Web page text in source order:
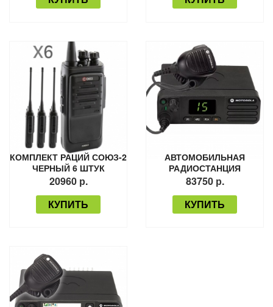
КОМПЛЕКТ РАЦИЙ СОЮЗ-2
ЧЕРНЫЙ 6 ШТУК
20960 р.
КУПИТЬ
АВТОМОБИЛЬНАЯ
РАДИОСТАНЦИЯ
MOTOROLA DM4401
83750 р.
КУПИТЬ